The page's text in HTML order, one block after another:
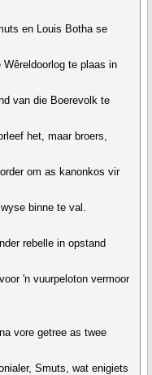
en Louis Botha se
te plaas in
van die Boerevolk te
het, maar broers,
om as kanonkos vir
binne te val.
rebelle in opstand
'n vuurpeloton vermoor
vore getree as twee
Smuts, wat enigiets